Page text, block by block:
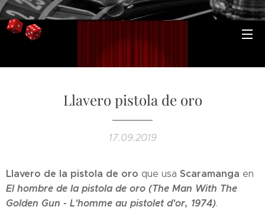
Llavero pistola de oro
17.09.2019
Llavero de la pistola de oro que usa Scaramanga en
El hombre de la pistola de oro (The Man With The
Golden Gun - L'homme au pistolet d'or, 1974).